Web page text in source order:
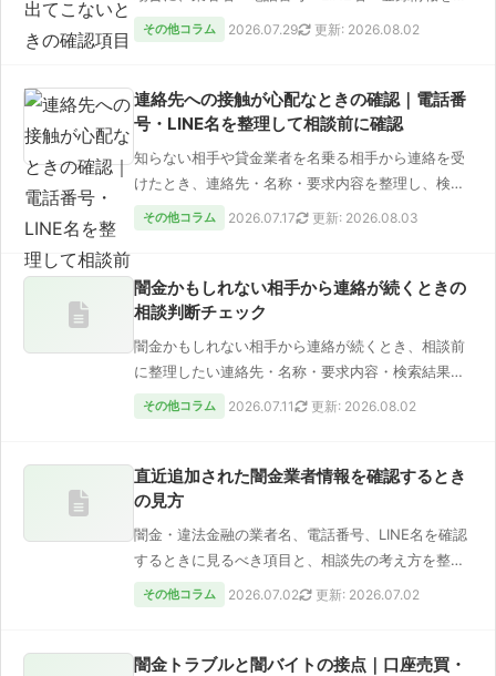
けて再確認する手順を整理…
その他コラム 2026.07.29 更新: 2026.08.02
連絡先への接触が心配なときの確認｜電話番
号・LINE名を整理して相談前に確認
知らない相手や貸金業者を名乗る相手から連絡を受
けたとき、連絡先・名称・要求内容を整理し、検索
と相談へ進む順番をまとめます…
その他コラム 2026.07.17 更新: 2026.08.03
闇金かもしれない相手から連絡が続くときの
相談判断チェック
闇金かもしれない相手から連絡が続くとき、相談前
に整理したい連絡先・名称・要求内容・検索結果を
確認するチェックリストです。
その他コラム 2026.07.11 更新: 2026.08.02
直近追加された闇金業者情報を確認するとき
の見方
闇金・違法金融の業者名、電話番号、LINE名を確認
するときに見るべき項目と、相談先の考え方を整理
します。
その他コラム 2026.07.02 更新: 2026.07.02
闇金トラブルと闇バイトの接点｜口座売買・